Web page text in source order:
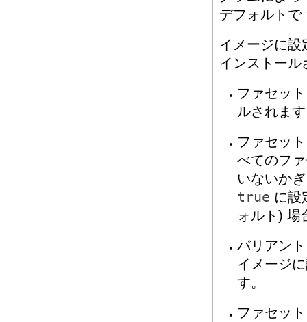
デフォルトで
イメージに
インストール
ファセッ
ルされま
ファセッ
べてのフ
いないか
true に設
ォルト) 場
バリアン
イメージ
す。
ファセッ